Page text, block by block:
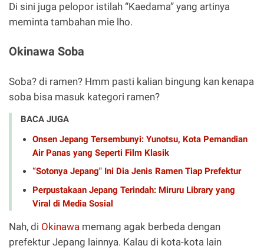
Di sini juga pelopor istilah “Kaedama” yang artinya
meminta tambahan mie lho.
Okinawa Soba
Soba? di ramen? Hmm pasti kalian bingung kan kenapa
soba bisa masuk kategori ramen?
BACA JUGA
Onsen Jepang Tersembunyi: Yunotsu, Kota Pemandian
Air Panas yang Seperti Film Klasik
“Sotonya Jepang" Ini Dia Jenis Ramen Tiap Prefektur
Perpustakaan Jepang Terindah: Miruru Library yang
Viral di Media Sosial
Nah, di Okinawa memang agak berbeda dengan
prefektur Jepang lainnya. Kalau di kota-kota lain